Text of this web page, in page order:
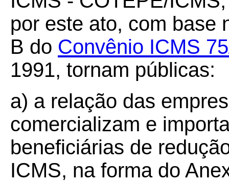
por este ato, com base
B do Convênio ICMS
1991, tornam públicas:
a) a relação das
comercializam e
beneficiárias de
ICMS, na forma do